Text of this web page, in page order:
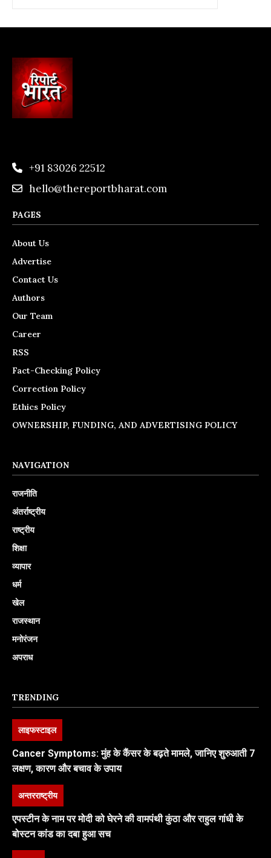
+91 83026 22512
hello@thereportbharat.com
PAGES
About Us
Advertise
Contact Us
Authors
Our Team
Career
RSS
Fact-Checking Policy
Correction Policy
Ethics Policy
OWNERSHIP, FUNDING, AND ADVERTISING POLICY
NAVIGATION
राजनीति
अंतर्राष्ट्रीय
राष्ट्रीय
शिक्षा
व्यापार
धर्म
खेल
राजस्थान
मनोरंजन
अपराध
TRENDING
लाइफस्टाइल
Cancer Symptoms: मुंह के कैंसर के बढ़ते मामले, जानिए शुरुआती 7
लक्षण, कारण और बचाव के उपाय
अन्तरराष्ट्रीय
एपस्टीन के नाम पर मोदी को घेरने की वामपंथी कुंठा और राहुल गांधी के
बोस्टन कांड का दबा हुआ सच